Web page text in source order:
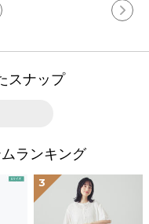
スナップ
ランキング
3